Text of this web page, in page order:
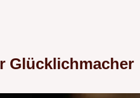
Glücklichmacher